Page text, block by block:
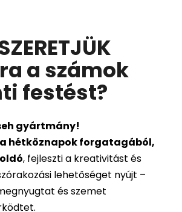
a számok
festést?
gyártmány!
hétköznapok forgatagából,
, fejleszti a kreativitást és
lehetőséget nyújt –
és szemet